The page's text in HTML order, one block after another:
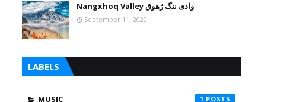
Nangxhoq Valley وادی ننگ ژھوق
September 11, 2020
LABELS
MUSIC 1